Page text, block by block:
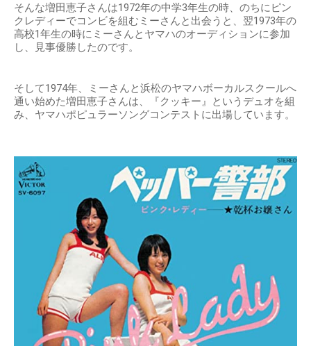
そんな増田恵子さんは1972年の中学3年生の時、のちにピン
クレディーでコンビを組むミーさんと出会うと、翌1973年の
高校1年生の時にミーさんとヤマハのオーディションに参加
し、見事優勝したのです。
そして1974年、ミーさんと浜松のヤマハボーカルスクールへ
通い始めた増田恵子さんは、『クッキー』というデュオを組
み、ヤマハポピュラーソングコンテストに出場しています。